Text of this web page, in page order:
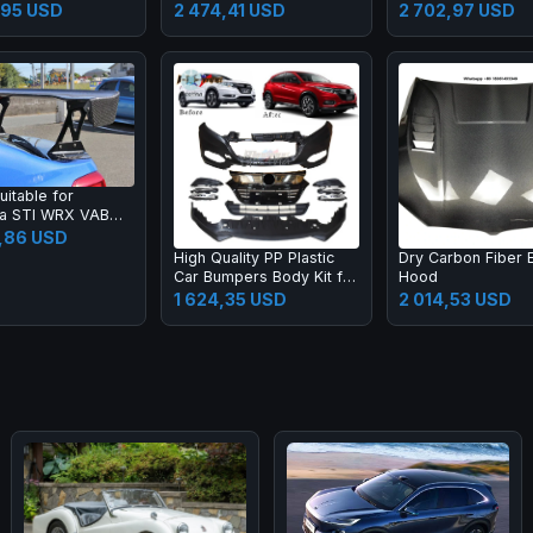
USD
2015-2017 New C Class
W205 C180 C200l C260l
2 474,41 USD
M2 G80 M3 G82
Carbon Fiber Rear
2 702,97 USD
for
STI WRX VAB
Fixed Wing
Carbon Fiber
USD
High Quality PP Plastic
Car Bumpers Body Kit for
Honda 2015 HRV Vezel
Upgrade 20 19
1 624,35 USD
Dry Carbon Fiber
Hood
2 014,53 USD